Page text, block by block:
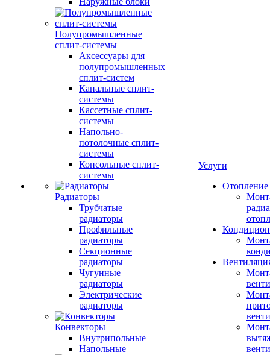
Полупромышленные
сплит-системы
Аксессуары для
полупромышленных
сплит-систем
Канальные сплит-
системы
Кассетные сплит-
системы
Напольно-
потолочные сплит-
системы
Консольные сплит-
системы
Радиаторы
Трубчатые
радиаторы
Профильные
радиаторы
Секционные
радиаторы
Чугунные
радиаторы
Электрические
радиаторы
Конвекторы
Внутрипольные
Напольные
Услуги
Отопление